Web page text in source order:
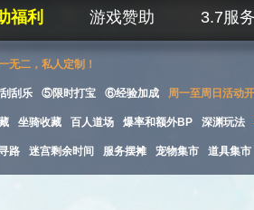
福利 游戏赞助 3.7服
无二，私人定制！
刮乐 ⑤限时打宝 ⑥经验加成 周一至周日活动
坐骑收藏 百人道场 爆率和额外BP 深渊玩法
路 迷宫剩余时间 服务摆摊 宠物集市 道具集市